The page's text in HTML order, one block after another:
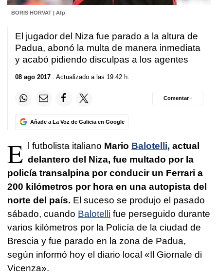
BORIS HORVAT | Afp
El jugador del Niza fue parado a la altura de
Padua, abonó la multa de manera inmediata
y acabó pidiendo disculpas a los agentes
08 ago 2017 . Actualizado a las 19:42 h.
Añade a La Voz de Galicia en Google
Comentar ·
E l futbolista italiano Mario Balotelli, actual
delantero del Niza, fue multado por la
policía transalpina por conducir un Ferrari a
200 kilómetros por hora en una autopista del
norte del país. El suceso se produjo el pasado
sábado, cuando Balotelli fue perseguido durante
varios kilómetros por la Policía de la ciudad de
Brescia y fue parado en la zona de Padua,
según informó hoy el diario local «Il Giornale di
Vicenza».